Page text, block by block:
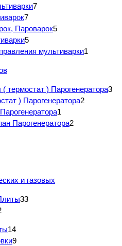
7
7
Пароварок5
5
мультиварки1
термостат ) Парогенератора3
) Парогенератора2
1
Парогенератора2
и газовых
33
14
9